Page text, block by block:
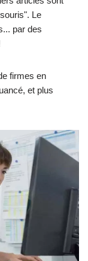
Le
par des
firmes en
et plus